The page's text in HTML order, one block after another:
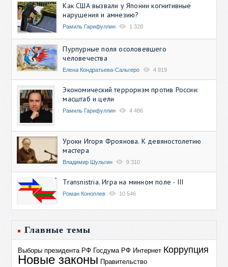
Как США вызвали у Японии когнитивные
нарушения и амнезию?
Рамиль Гарифуллин 1 328
Пурпурные поля осоловевшего
человечества
Елена Кондратьева-Сальгеро 4 919
Экономический терроризм против России:
масштаб и цели
Рамиль Гарифуллин 4 486
Уроки Игоря Фроянова. К девяностолетию
мастера
Владимир Шульгин 9 310
Transnistria. Игра на минном поле - III
Роман Коноплев 10 546
Главные темы
Выборы президента РФ Госдума РФ Интернет Коррупция
Новые законы Правительство